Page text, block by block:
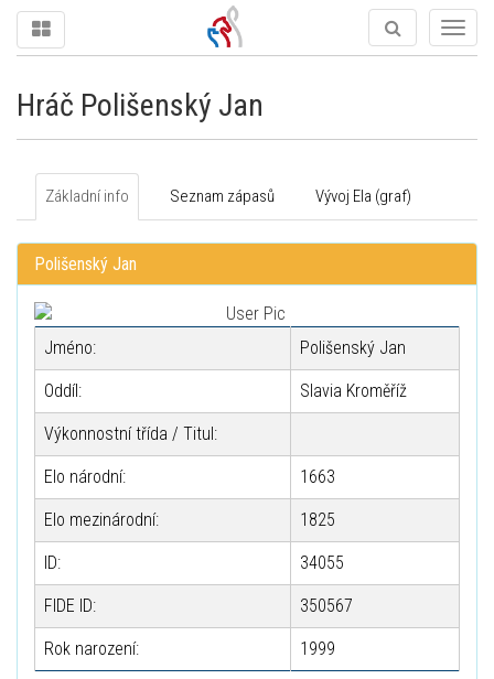
Hráč Polišenský Jan
Základní info Seznam zápasů Vývoj Ela (graf)
Polišenský Jan
Jméno: Polišenský Jan
Oddíl: Slavia Kroměříž
Výkonnostní třída / Titul:
Elo národní: 1663
Elo mezinárodní: 1825
ID: 34055
FIDE ID: 350567
Rok narození: 1999